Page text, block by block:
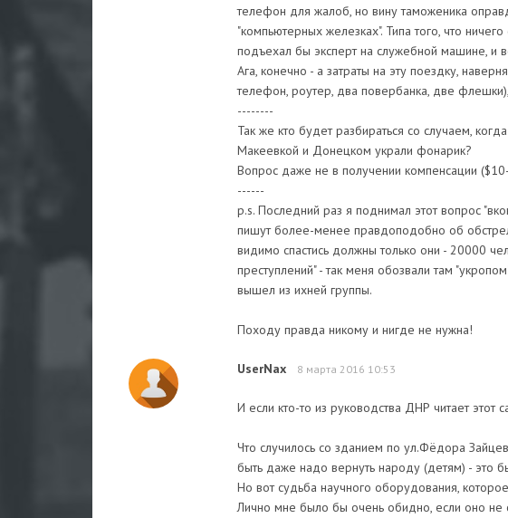
телефон для жалоб, но вину таможеника
"компьютерных железках". Типа того, что
подъехал бы эксперт на служебной машине, и
Ага, конечно - а затраты на эту поездку,
телефон, роутер, два повербанка, две
--------
Так же кто будет разбираться со случаем,
Макеевкой и Донецком украли фонарик?
Вопрос даже не в получении компенсации
------
p.s. Последний раз я поднимал этот вопрос
пишут более-менее правдоподобно об
видимо спастись должны только они - 20000
преступлений" - так меня обозвали там
вышел из ихней группы.
Походу правда никому и нигде не нужна!
UserNax 8 марта 2016 10:53
И если кто-то из руководства ДНР читает этот
Что случилось со зданием по ул.Фёдора
быть даже надо вернуть народу (детям) - это
Но вот судьба научного оборудования,
Лично мне было бы очень обидно, если оно не